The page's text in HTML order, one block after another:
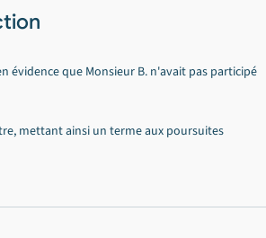
évidence que Monsieur B. n'avait pas participé
mettant ainsi un terme aux poursuites